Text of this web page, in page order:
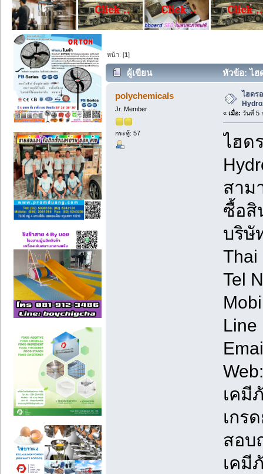
หน้า: [1]
ผู้เขียน หัวข้อ: ไฮ
polychemicals
Jr. Member
กระทู้: 57
ไฮดร
« เมื่อ: วันที่ 5
ไฮด
สาม
ซื้อสิ
บริษั
Thai
Tel
Line
เคมี
เกร
สอบ
เคมี